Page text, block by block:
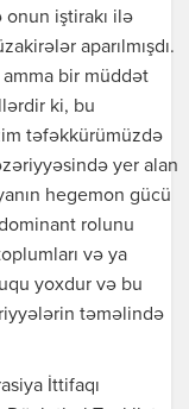
iştirakı ilə
aparılmışdı.
bir müddət
ki, bu
təfəkkürümüzdə
yer alan
hegemon gücü
rolunu
və ya
yoxdur və bu
təməlində
İttifaqı